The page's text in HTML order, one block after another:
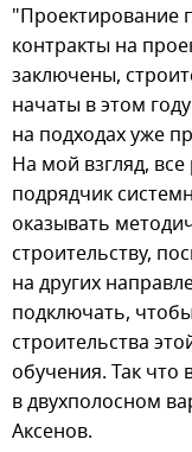
"Проектирование
контракты на
заключены,
начаты в этом
на подходах уже
На мой взгляд,
подрядчик
оказывать
строительству,
на других
подключать,
строительства
обучения. Так что
в двухполосном
Аксенов.